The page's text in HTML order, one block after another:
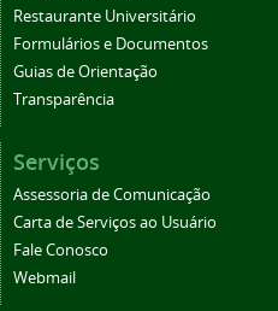
Restaurante Universitário
Formulários e Documentos
Guias de Orientação
Transparência
Serviços
Assessoria de Comunicação
Carta de Serviços ao Usuário
Fale Conosco
Webmail